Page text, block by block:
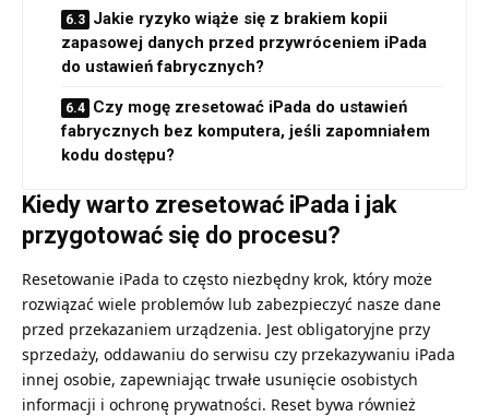
Jakie ryzyko wiąże się z brakiem kopii
zapasowej danych przed przywróceniem iPada
do ustawień fabrycznych?
Czy mogę zresetować iPada do ustawień
fabrycznych bez komputera, jeśli zapomniałem
kodu dostępu?
Kiedy warto zresetować iPada i jak
przygotować się do procesu?
Resetowanie iPada to często niezbędny krok, który może
rozwiązać wiele problemów lub zabezpieczyć nasze dane
przed przekazaniem urządzenia. Jest obligatoryjne przy
sprzedaży, oddawaniu do serwisu czy przekazywaniu iPada
innej osobie, zapewniając trwałe usunięcie osobistych
informacji i ochronę prywatności. Reset bywa również